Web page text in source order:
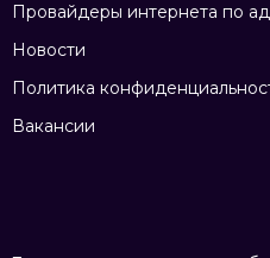
Провайдеры интернета по
Новости
Политика
Вакансии